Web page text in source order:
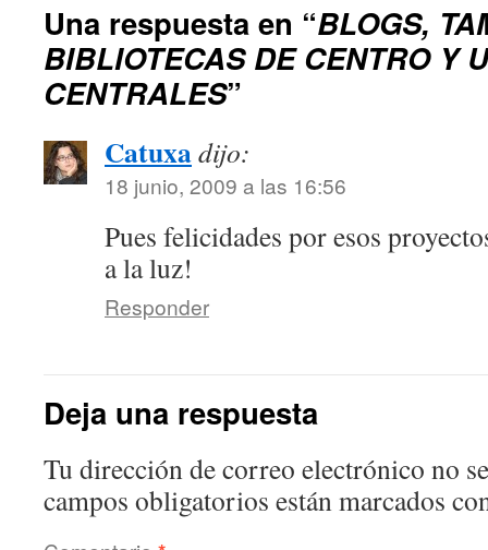
Una respuesta en “BLOGS,
BIBLIOTECAS DE CENTRO Y
CENTRALES”
Catuxadijo:
18 junio, 2009 a las 16:56
Pues felicidades por esos
a la luz!
Responder
Deja una respuesta
Tu dirección de correo electrónico no
campos obligatorios están marcados